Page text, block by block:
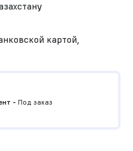
картой,
- Под заказ